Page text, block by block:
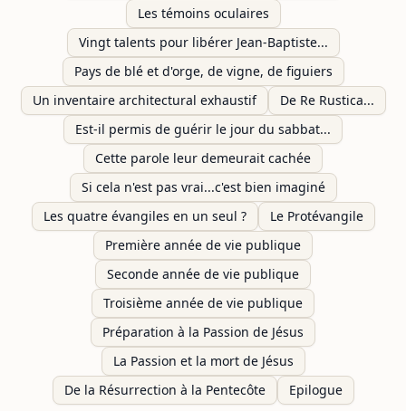
Les témoins oculaires
Vingt talents pour libérer Jean-Baptiste...
Pays de blé et d'orge, de vigne, de figuiers
Un inventaire architectural exhaustif
De Re Rustica...
Est-il permis de guérir le jour du sabbat...
Cette parole leur demeurait cachée
Si cela n'est pas vrai...c'est bien imaginé
Les quatre évangiles en un seul ?
Le Protévangile
Première année de vie publique
Seconde année de vie publique
Troisième année de vie publique
Préparation à la Passion de Jésus
La Passion et la mort de Jésus
De la Résurrection à la Pentecôte
Epilogue